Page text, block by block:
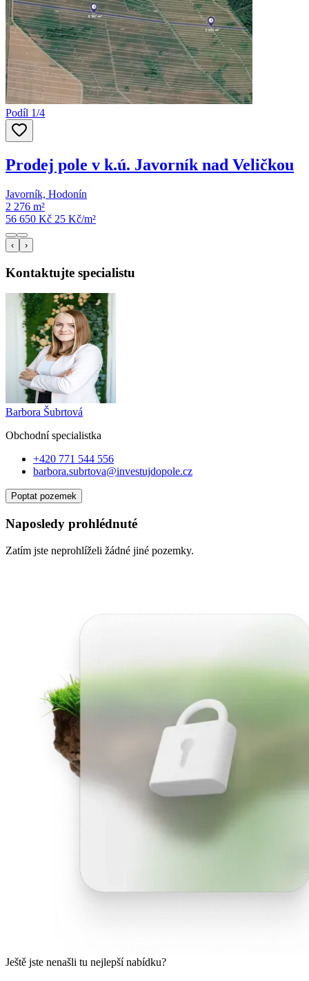
Podíl 1/4
Prodej pole v k.ú. Javorník nad Veličkou
Javorník, Hodonín
2 276 m²
56 650 Kč 25 Kč/m²
‹ ›
Kontaktujte specialistu
Barbora Šubrtová
Obchodní specialistka
+420 771 544 556
barbora.subrtova@investujdopole.cz
Poptat pozemek
Naposledy prohlédnuté
Zatím jste neprohlíželi žádné jiné pozemky.
Ještě jste nenašli tu nejlepší nabídku?